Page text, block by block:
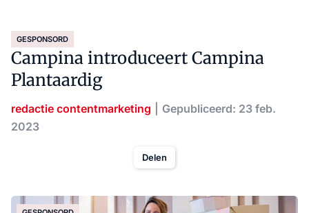
GESPONSORD
Campina introduceert Campina
Plantaardig
redactie contentmarketing
Gepubliceerd: 23 feb.
2023
Delen